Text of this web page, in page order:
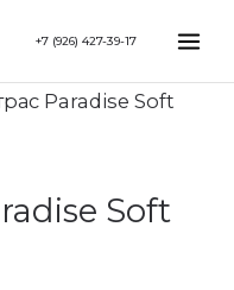
+7 (926) 427-39-17
Paradise Soft
Soft